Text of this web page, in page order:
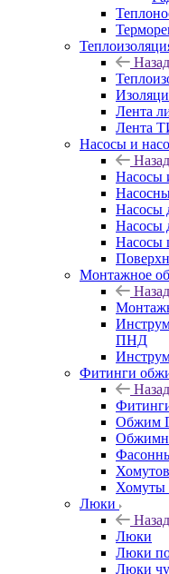
Назад
Лента
Лента
Насосы и
Назад
Насосы
Насосы
Насосы
Насосы
Монтажное
Назад
ПНД
Фитинги
Назад
Обжим
Хомуты
Люки
Назад
Люки
Люки
Люки